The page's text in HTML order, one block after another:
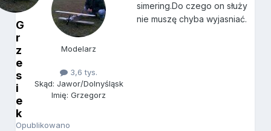
G
r
z
e
s
i
e
k
Opublikowano
Modelarz
3,6 tys.
Skąd: Jawor/Dolnyśląsk
Imię: Grzegorz
simering.Do czego on służy
nie muszę chyba wyjasniać.